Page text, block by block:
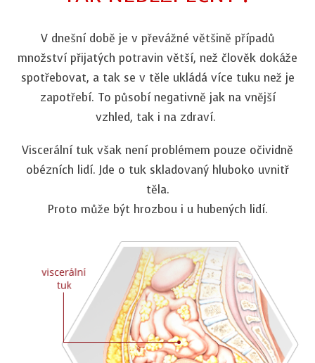
V dnešní době je v převážné většině případů
množství přijatých potravin větší, než člověk dokáže
spotřebovat, a tak se v těle ukládá více tuku než je
zapotřebí. To působí negativně jak na vnější
vzhled, tak i na zdraví.
Viscerální tuk však není problémem pouze očividně
obézních lidí. Jde o tuk skladovaný hluboko uvnitř
těla.
Proto může být hrozbou i u hubených lidí.